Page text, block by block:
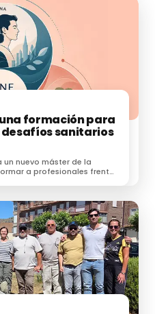
formación para
sanitarios
un nuevo máster de la
a profesionales frente